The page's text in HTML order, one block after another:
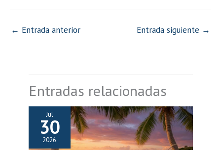
← Entrada anterior Entrada siguiente →
Entradas relacionadas
Jul
30
2026